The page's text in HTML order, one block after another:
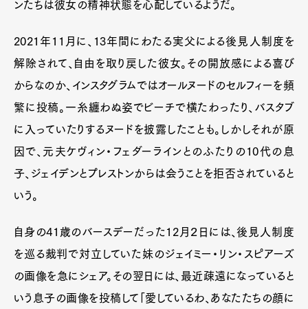
ンたちは彼女の精神状態を心配しているようだ。
2021年11月に、13年間にわたる実父による後見人制度を
解除されて、自由を取り戻した彼女。その開放感による喜び
からなのか、インスタグラムではオールヌードのセルフィーを頻
繁に投稿。一糸纏わぬ姿でビーチで横たわったり、バスタブ
に入っていたりするヌードを披露したことも。しかしそれが原
因で、元夫ケヴィン・フェダーラインとのふたりの10代の息
子、ジェイデンとプレストンからは会うことを拒否されていると
いう。
自身の41歳のバースデーだった12月２日には、後見人制度
を巡る裁判で対立していた妹のジェイミー・リン・スピアーズ
の画像を急にシェア。その翌日には、最近疎遠になっていると
いう息子の画像を投稿して「愛しているわ、あなたたちの顔に